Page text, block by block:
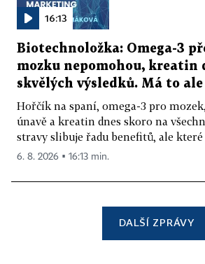
16:13
Biotechnoložka: Omega-3
mozku nepomohou, kreatin
skvělých výsledků. Má to
Hořčík na spaní, omega-3 pro
únavě a kreatin dnes skoro na
stravy slibuje řadu benefitů, ale které
6. 8. 2026 ▪ 16:13 min.
DALŠÍ ZPRÁVY